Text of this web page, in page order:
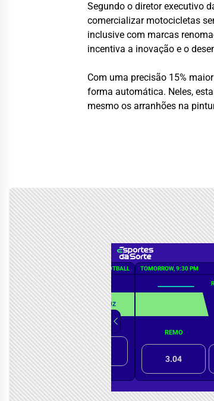
Segundo o diretor executivo
comercializar motocicletas
inclusive com marcas
incentiva a inovação e o
Com uma precisão 15%
forma automática. Neles,
mesmo os arranhões na